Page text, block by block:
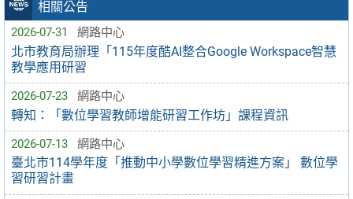
相關公告
2026-07-31 網路中心
北市教育局辦理「115年度酷AI整合Google Workspace智慧
教學應用研習
2026-07-23 網路中心
轉知：「數位學習教師增能研習工作坊」課程資訊
2026-07-13 網路中心
臺北市114學年度「推動中小學數位學習精進方案」 數位學
習研習計畫